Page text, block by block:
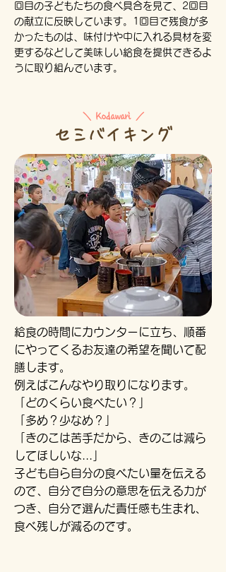
回目の子どもたちの食べ具合を見て、2回目
の献立に反映しています。1回目で残食が多
かったものは、味付けや中に入れる具材を変
更するなどして美味しい給食を提供できるよ
うに取り組んでいます。
＼ Kodawari ／
セミバイキング
給食の時間にカウンターに立ち、順番
にやってくるお友達の希望を聞いて配
膳します。
例えばこんなやり取りになります。
「どのくらい食べたい？」
「多め？少なめ？」
「きのこは苦手だから、きのこは減ら
してほしいな...」
子ども自ら自分の食べたい量を伝える
ので、自分で自分の意思を伝える力が
つき、自分で選んだ責任感も生まれ、
食べ残しが減るのです。